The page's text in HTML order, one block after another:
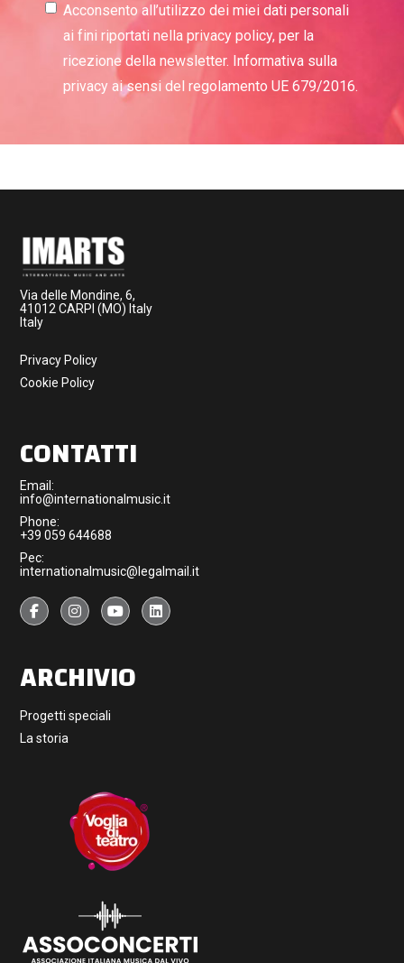
Acconsento all’utilizzo dei miei dati personali
ai fini riportati nella privacy policy, per la
ricezione della newsletter. Informativa sulla
privacy ai sensi del regolamento UE 679/2016.
Via delle Mondine, 6,
41012 CARPI (MO) Italy
Italy
Privacy Policy
Cookie Policy
CONTATTI
Email:
info@internationalmusic.it
Phone:
+39 059 644688
Pec:
internationalmusic@legalmail.it
ARCHIVIO
Progetti speciali
La storia